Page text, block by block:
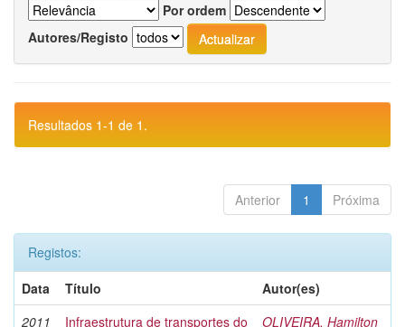
Por ordem
Autores/Registo
Resultados 1-1 de 1.
Anterior 1 Próxima
Registos:
Data
Título
Autor(es)
2011
Infraestrutura de transportes do
OLIVEIRA, Hamilton